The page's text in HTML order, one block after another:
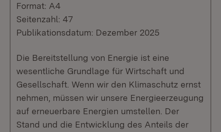
Format: A4
Seitenzahl: 47
Publikationsdatum: Dezember 2025
Die Bereitstellung von Energie ist eine
wesentliche Grundlage für Wirtschaft und
Gesellschaft. Wenn wir den Klimaschutz ernst
nehmen, müssen wir unsere Energieerzeugung
auf erneuerbare Energien umstellen. Der
Stand und die Entwicklung des Anteils der